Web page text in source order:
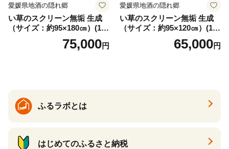
愛媛県地酒の隠れ郷
い草のスクリーン無垢 生成
（サイズ：約95×180㎝）(14
75,000円
愛媛県地酒の隠れ郷
い草のスクリーン無垢 生成
（サイズ：約95×120㎝）(14
65,000円
ふるラボとは
はじめてのふるさと納税